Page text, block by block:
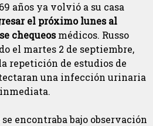
años ya volvió a su casa
el próximo lunes al
chequeosmédicos. Russo
el martes 2 de septiembre,
repetición de estudios de
una infección urinaria
se encontraba bajo observación